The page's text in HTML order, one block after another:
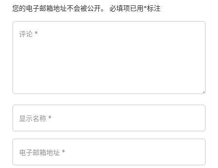
您的电子邮箱地址不会被公开。 必填项已用*标注